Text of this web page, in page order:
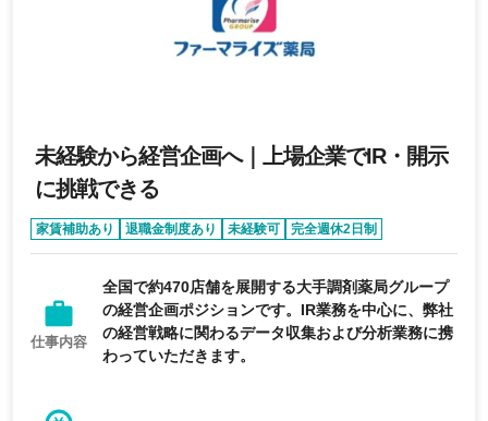
未経験から経営企画へ｜上場企業でIR・開示
に挑戦できる
家賃補助あり 退職金制度あり 未経験可
完全週休2日制
年間休日120日以上
仕事内容
全国で約470店舗を展開する大手調剤薬局グループ
の経営企画ポジションです。IR業務を中心に、弊社
の経営戦略に関わるデータ収集および分析業務に携
わっていただきます。